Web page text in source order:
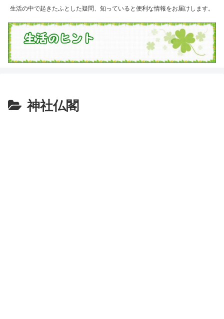
生活の中で起きたふとした疑問、知っていると便利な情報をお届けします。
神社仏閣